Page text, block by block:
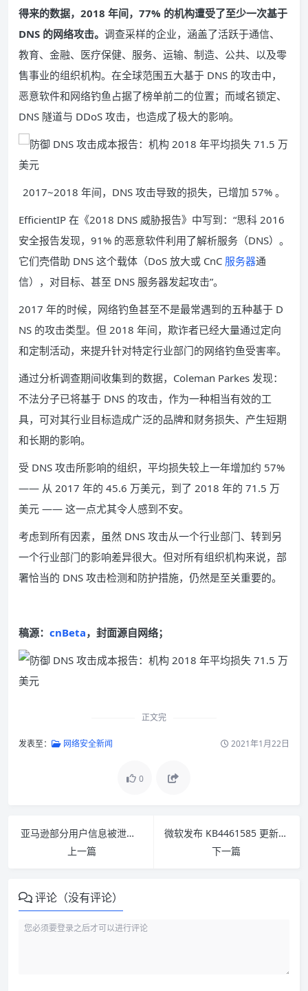
得来的数据，2018 年间，77% 的机构遭受了至少一次基于
DNS 的网络攻击。 调查采样的企业，涵盖了活跃于通信、
教育、金融、医疗保健、服务、运输、制造、公共、以及零
售事业的组织机构。在全球范围五大基于 DNS 的攻击中，
恶意软件和网络钓鱼占据了榜单前二的位置；而域名锁定、
DNS 隧道与 DDoS 攻击，也造成了极大的影响。
2017~2018 年间，DNS 攻击导致的损失，已增加 57% 。
EfficientIP 在《2018 DNS 威胁报告》中写到：“思科 2016
安全报告发现，91% 的恶意软件利用了解析服务（DNS）。
它们壳借助 DNS 这个载体（DoS 放大或 CnC 服务器通
信），对目标、甚至 DNS 服务器发起攻击”。
2017 年的时候，网络钓鱼甚至不是最常遇到的五种基于 D
NS 的攻击类型。但 2018 年间，欺诈者已经大量通过定向
和定制活动，来提升针对特定行业部门的网络钓鱼受害率。
通过分析调查期间收集到的数据，Coleman Parkes 发现：
不法分子已将基于 DNS 的攻击，作为一种相当有效的工
具，可对其行业目标造成广泛的品牌和财务损失、产生短期
和长期的影响。
受 DNS 攻击所影响的组织，平均损失较上一年增加约 57%
—— 从 2017 年的 45.6 万美元，到了 2018 年的 71.5 万
美元 —— 这一点尤其令人感到不安。
考虑到所有因素，虽然 DNS 攻击从一个行业部门、转到另
一个行业部门的影响差异很大。但对所有组织机构来说，部
署恰当的 DNS 攻击检测和防护措施，仍然是至关重要的。
稿源： cnBeta，封面源自网络；
正文完
发表至： 网络安全新闻 2021年1月22日
0
亚马逊部分用户信息被泄露：包括姓名和邮件地址
上一篇
微软发布 KB4461585 更新：修复 Outlook 2010 崩溃问题
下一篇
评论（没有评论）